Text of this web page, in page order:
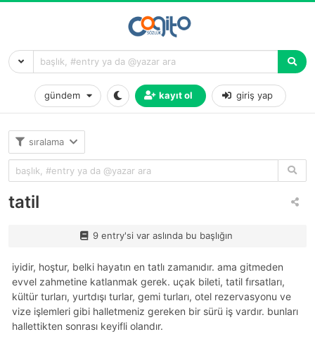
gündem kayıt ol giriş yap
sıralama
tatil
9 entry'si var aslında bu başlığın
iyidir, hoştur, belki hayatın en tatlı zamanıdır. ama gitmeden
evvel zahmetine katlanmak gerek. uçak bileti, tatil fırsatları,
kültür turları, yurtdışı turlar, gemi turları, otel rezervasyonu ve
vize işlemleri gibi halletmeniz gereken bir sürü iş vardır. bunları
hallettikten sonrası keyifli olandır.